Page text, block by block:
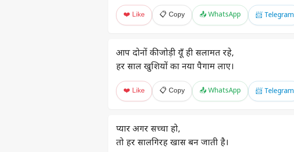
❤️ Like 📋 Copy 📤 WhatsApp 📨 Telegram
आप दोनों की जोड़ी यूँ ही सलामत रहे,
हर साल खुशियों का नया पैगाम लाए।
❤️ Like 📋 Copy 📤 WhatsApp 📨 Telegram
प्यार अगर सच्चा हो,
तो हर सालगिरह खास बन जाती है।